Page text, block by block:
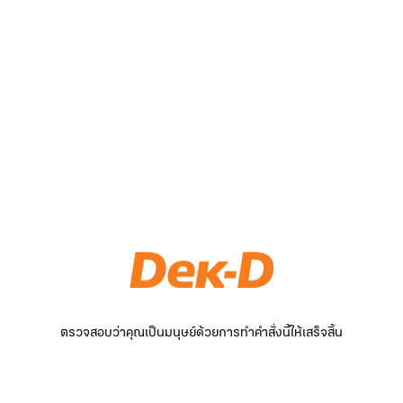
ตรวจสอบว่าคุณเป็นมนุษย์ด้วยการทำคำสั่งนี้ให้เสร็จสิ้น